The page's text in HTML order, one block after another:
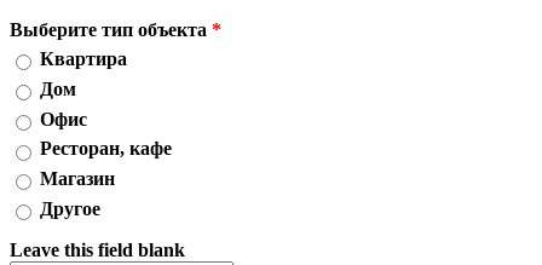
Выберите тип объекта *
Квартира
Дом
Офис
Ресторан, кафе
Магазин
Другое
Leave this field blank